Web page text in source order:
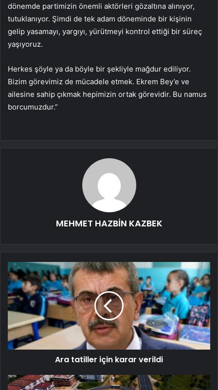
dönemde partimizin önemli aktörleri gözaltına alınıyor,
tutuklanıyor. Şimdi de tek adam döneminde bir kişinin
gelip yasamayı, yargıyı, yürütmeyi kontrol ettiği bir süreç
yaşıyoruz.
Herkes şöyle ya da böyle bir şekliyle mağdur ediliyor.
Bizim görevimiz de mücadele etmek. Ekrem Bey’e ve
ailesine sahip çıkmak hepimizin ortak görevidir. Bu namus
borcumuzdur.”
MEHMET HAZBİN KAZBEK
Ara tatiller için karar verildi